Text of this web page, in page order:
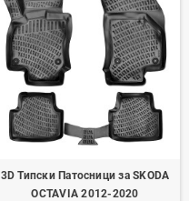
3D Типски Патосници за SKODA
OCTAVIA 2012-2020